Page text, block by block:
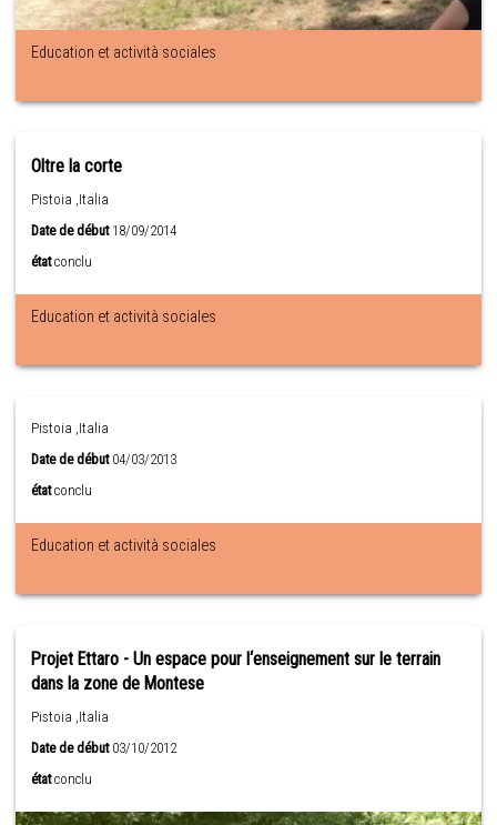
Education et actività sociales
Oltre la corte
Pistoia ,Italia
Date de début18/09/2014
état conclu
Education et actività sociales
Pistoia ,Italia
Date de début04/03/2013
état conclu
Education et actività sociales
Projet Ettaro - Un espace pour l‘enseignement sur le terrain
dans la zone de Montese
Pistoia ,Italia
Date de début03/10/2012
état conclu